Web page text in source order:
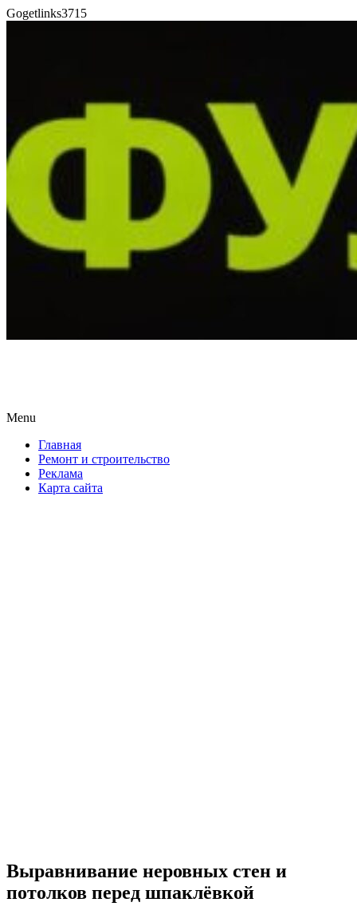
Gogetlinks3715
Menu
content
Главная
Ремонт и строительство
Реклама
Карта сайта
Выравнивание неровных стен и
потолков перед шпаклёвкой